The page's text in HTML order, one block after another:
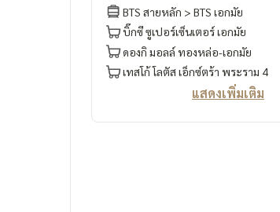
BTS สายหลัก > BTS เอกมัย
บิ๊กซี ซูเปอร์เซ็นเตอร์ เอกมัย
ดองกิ มอลล์ ทองหล่อ-เอกมัย
เทสโก้ โลตัส เอ็กซ์ตร้า พระราม 4
แสดงเพิ่มเติม